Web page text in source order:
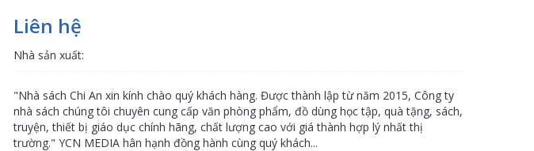
Liên hệ
Nhà sản xuất:
"Nhà sách Chi An xin kính chào quý khách hàng. Được thành lập từ năm 2015, Công ty
nhà sách chúng tôi chuyên cung cấp văn phòng phẩm, đồ dùng học tập, quà tặng, sách,
truyện, thiết bị giáo dục chính hãng, chất lượng cao với giá thành hợp lý nhất thị
trường." YCN MEDIA hân hạnh đồng hành cùng quý khách...